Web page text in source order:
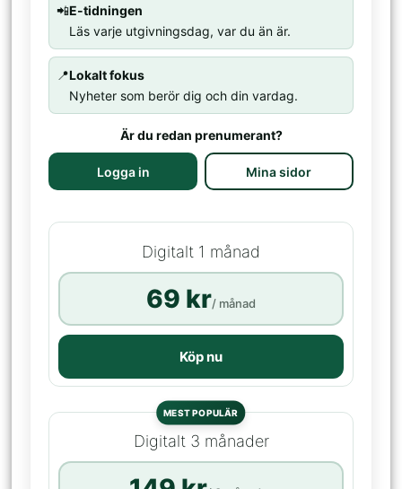
📲E-tidningen
Läs varje utgivningsdag, var du än är.
📍Lokalt fokus
Nyheter som berör dig och din vardag.
Är du redan prenumerant?
Logga in Mina sidor
Digitalt 1 månad
69 kr/ månad
Köp nu
MEST POPULÄR
Digitalt 3 månader